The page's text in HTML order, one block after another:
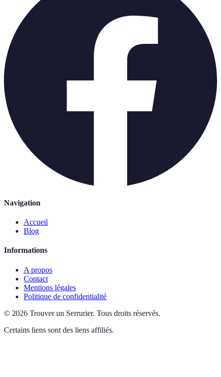
Navigation
Accueil
Blog
Informations
A propos
Contact
Mentions légales
Politique de confidentialité
© 2026 Trouver un Serrurier. Tous droits réservés.
Certains liens sont des liens affiliés.